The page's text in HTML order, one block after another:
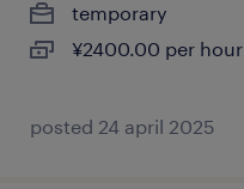
temporary
¥2400.00 per hour
posted 24 april 2025